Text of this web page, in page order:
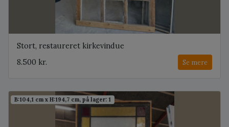
Stort, restaureret kirkevindue
8.500 kr.
Se mere
B:104,1 cm x H:194,7 cm, på lager: 1